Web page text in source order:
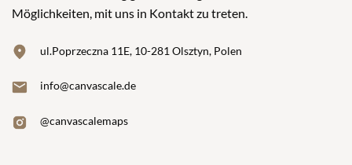
Möglichkeiten, mit uns in Kontakt zu treten.
ul.Poprzeczna 11E, 10-281 Olsztyn, Polen
info@canvascale.de
@canvascalemaps